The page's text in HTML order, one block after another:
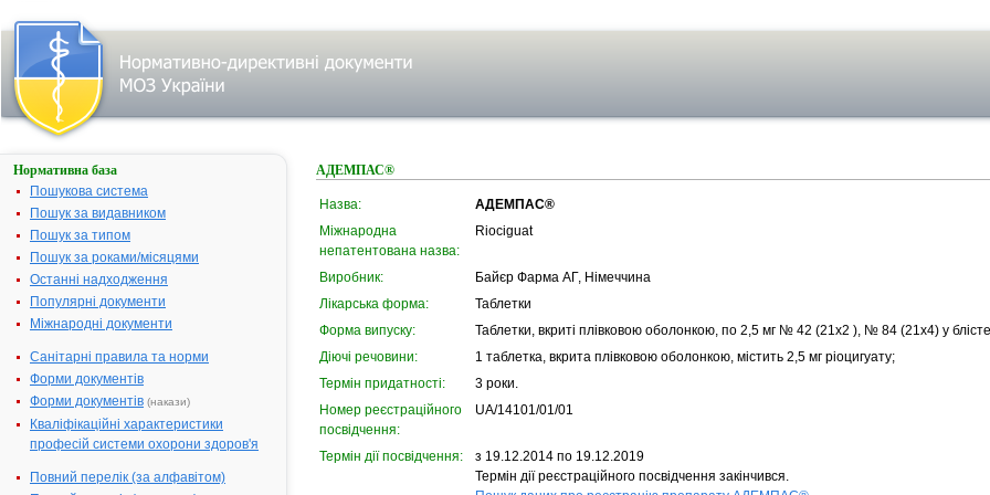
Нормативна база
Пошукова система
Пошук за видавником
Пошук за типом
Пошук за роками/місяцями
Останні надходження
Популярні документи
Міжнародні документи
Санітарні правила та норми
Форми документів
Форми документів (накази)
Кваліфікаційні характеристики
професій системи охорони здоров'я
Повний перелік (за алфавітом)
АДЕМПАС®
Назва:
АДЕМПАС®
Міжнародна
непатентована назва:
Riociguat
Виробник:
Байєр Фарма АГ, Німеччина
Лікарська форма:
Таблетки
Форма випуску:
Таблетки, вкриті плівковою оболонкою, по 2,5 мг № 42 (21х2 ), № 84 (21х4) у
Діючі речовини:
1 таблетка, вкрита плівковою оболонкою, містить 2,5 мг ріоцигуату;
Термін придатності:
3 роки.
Номер реєстраційного
посвідчення:
UA/14101/01/01
Термін дії посвідчення:
з 19.12.2014 по 19.12.2019
Термін дії реєстраційного посвідчення закінчився.